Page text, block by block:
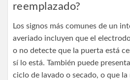
reemplazado?
Los signos más comunes de un
averiado incluyen que el
o no detecte que la puerta está
sí lo está. También puede
ciclo de lavado o secado, o que